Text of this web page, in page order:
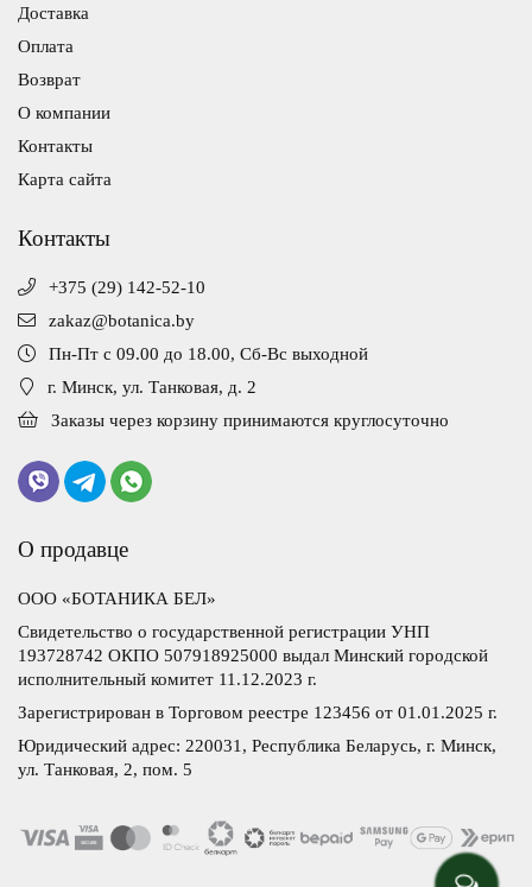
Доставка
Оплата
Возврат
О компании
Контакты
Карта сайта
Контакты
+375 (29) 142-52-10
zakaz@botanica.by
Пн-Пт с 09.00 до 18.00, Сб-Вс выходной
г. Минск, ул. Танковая, д. 2
Заказы через корзину принимаются круглосуточно
О продавце
ООО «БОТАНИКА БЕЛ»
Свидетельство о государственной регистрации УНП
193728742 ОКПО 507918925000 выдал Минский городской
исполнительный комитет 11.12.2023 г.
Зарегистрирован в Торговом реестре 123456 от 01.01.2025 г.
Юридический адрес: 220031, Республика Беларусь, г. Минск,
ул. Танковая, 2, пом. 5